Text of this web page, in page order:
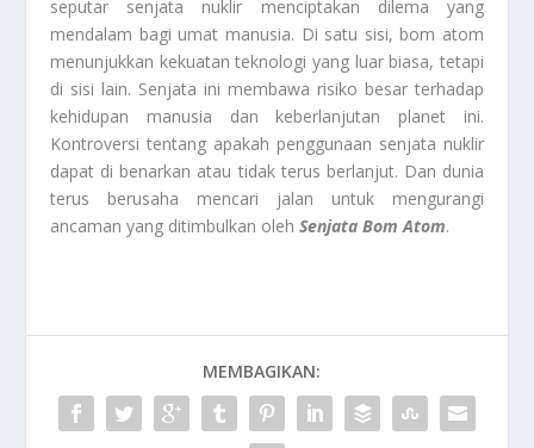
seputar senjata nuklir menciptakan dilema yang
mendalam bagi umat manusia. Di satu sisi, bom atom
menunjukkan kekuatan teknologi yang luar biasa, tetapi
di sisi lain. Senjata ini membawa risiko besar terhadap
kehidupan manusia dan keberlanjutan planet ini.
Kontroversi tentang apakah penggunaan senjata nuklir
dapat di benarkan atau tidak terus berlanjut. Dan dunia
terus berusaha mencari jalan untuk mengurangi
ancaman yang ditimbulkan olehSenjataBom Atom.
MEMBAGIKAN: